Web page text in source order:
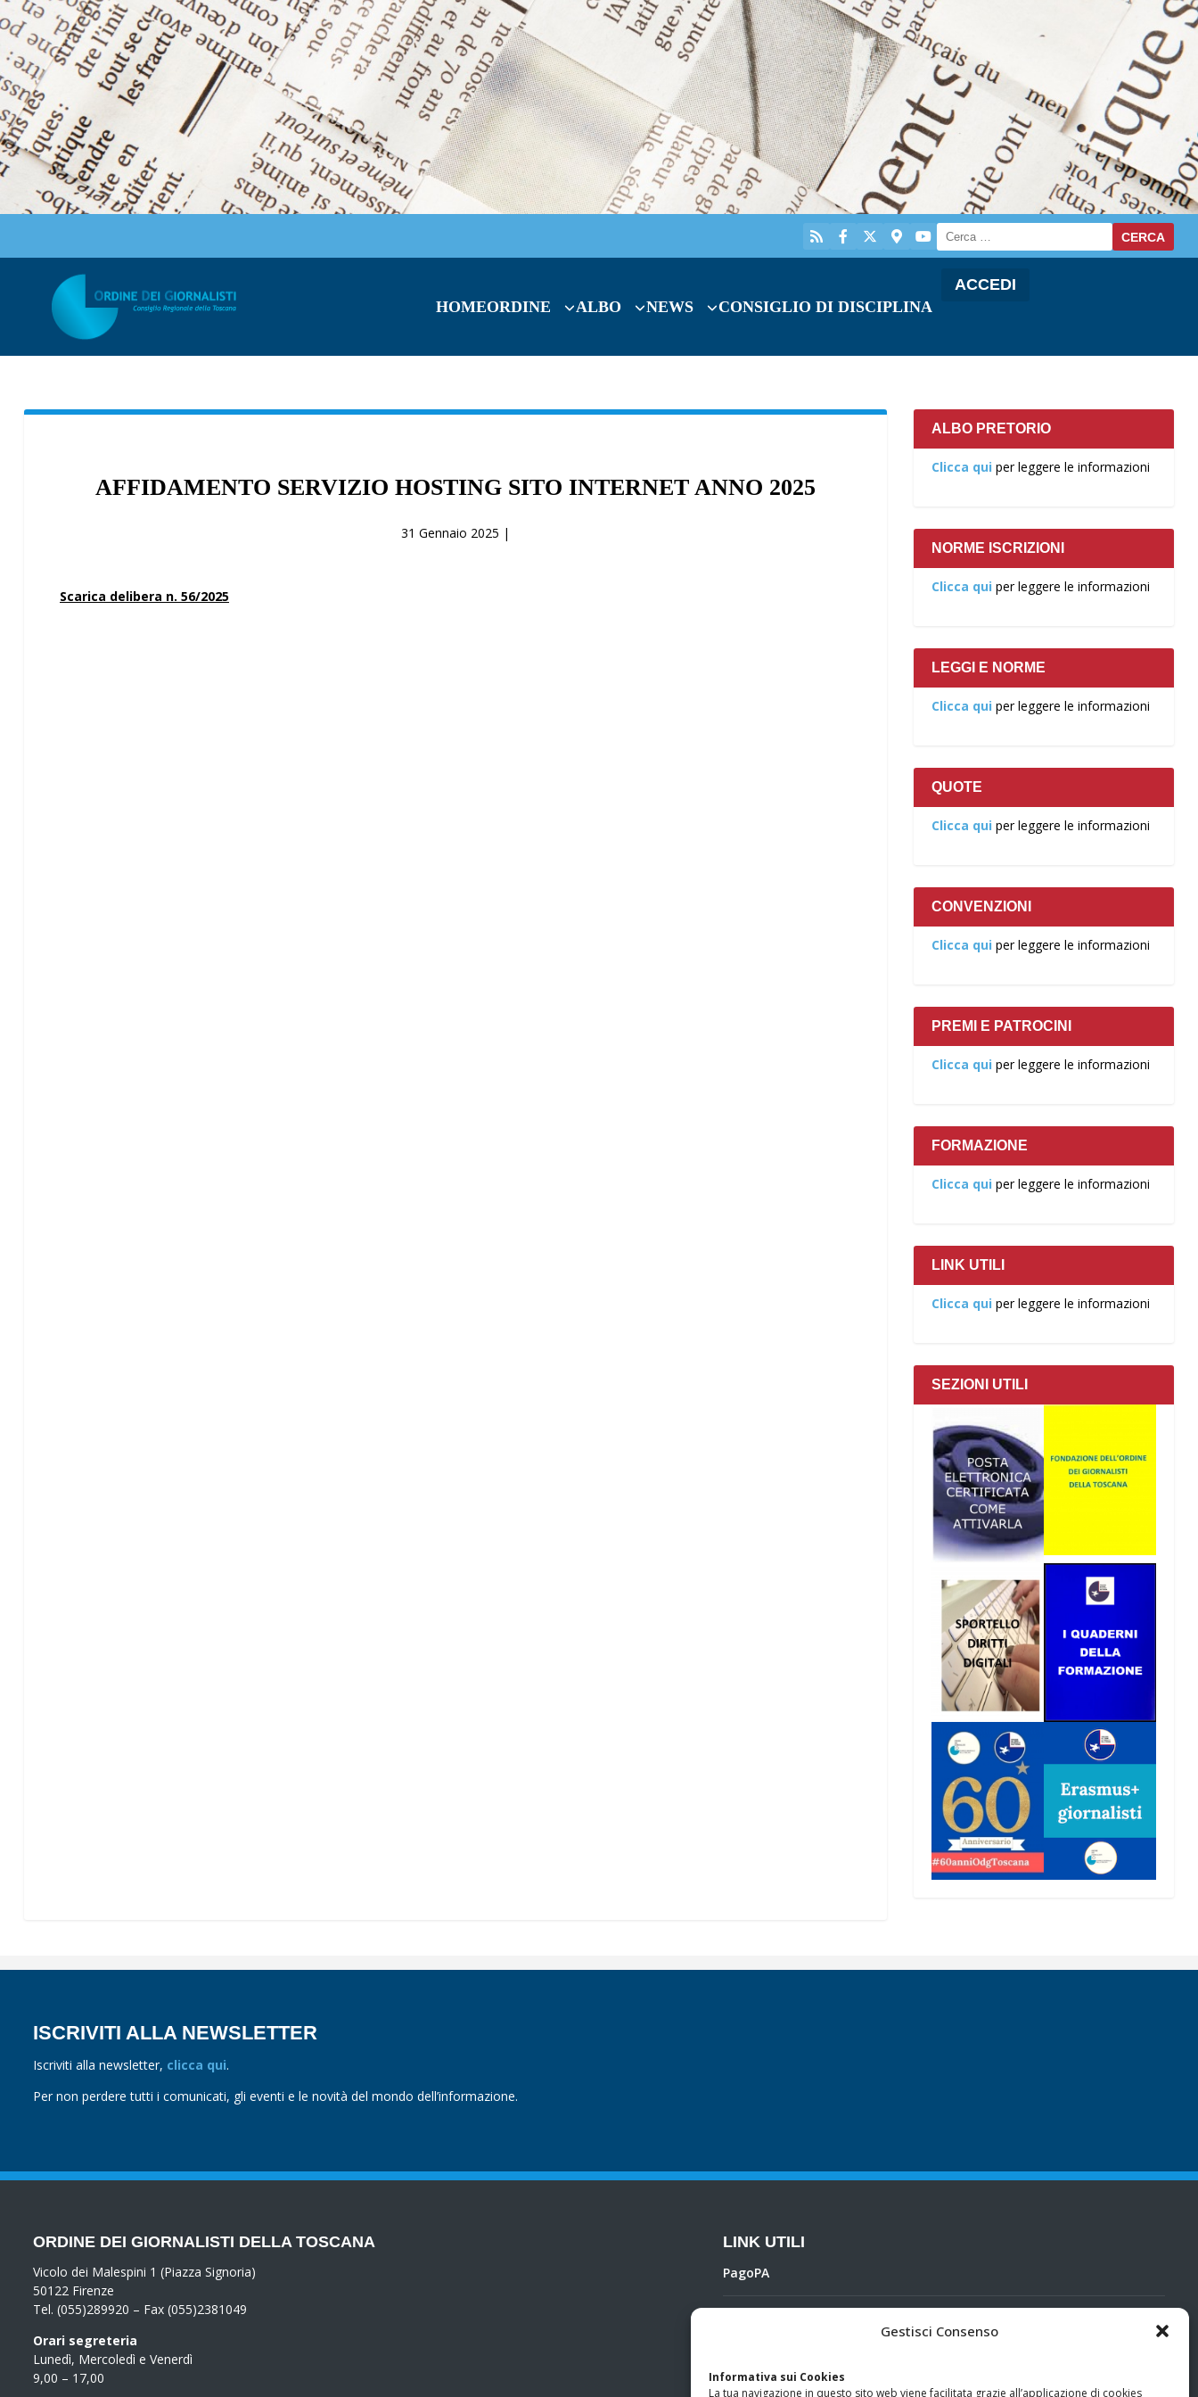
Gestisci Consenso
Informativa sui Cookies
La tua navigazione in questo sito web viene facilitata grazie all’applicazione di cookies
HOMEORDINE ALBO NEWS CONSIGLIO DI DISCIPLINA
ACCEDI
AFFIDAMENTO SERVIZIO HOSTING SITO INTERNET ANNO 2025
31 Gennaio 2025 |
Scarica delibera n. 56/2025
ALBO PRETORIO
Clicca qui per leggere le informazioni
NORME ISCRIZIONI
Clicca qui per leggere le informazioni
LEGGI E NORME
Clicca qui per leggere le informazioni
QUOTE
Clicca qui per leggere le informazioni
CONVENZIONI
Clicca qui per leggere le informazioni
PREMI E PATROCINI
Clicca qui per leggere le informazioni
FORMAZIONE
Clicca qui per leggere le informazioni
LINK UTILI
Clicca qui per leggere le informazioni
SEZIONI UTILI
ISCRIVITI ALLA NEWSLETTER
Iscriviti alla newsletter, clicca qui.
Per non perdere tutti i comunicati, gli eventi e le novità del mondo dell’informazione.
ORDINE DEI GIORNALISTI DELLA TOSCANA
Vicolo dei Malespini 1 (Piazza Signoria)
50122 Firenze
Tel. (055)289920 – Fax (055)2381049
Orari segreteria
Lunedì, Mercoledì e Venerdì
9,00 – 17,00
LINK UTILI
PagoPA